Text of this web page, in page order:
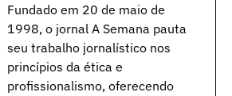
Fundado em 20 de maio de
1998, o jornal A Semana pauta
seu trabalho jornalístico nos
princípios da ética e
profissionalismo, oferecendo